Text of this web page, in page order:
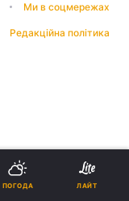
Ми в соцмережах
Редакційна політика
ПОГОДА ЛАЙТ